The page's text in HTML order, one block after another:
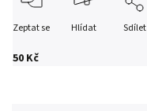
50 Kč
Zeptat se Hlídat Sdílet